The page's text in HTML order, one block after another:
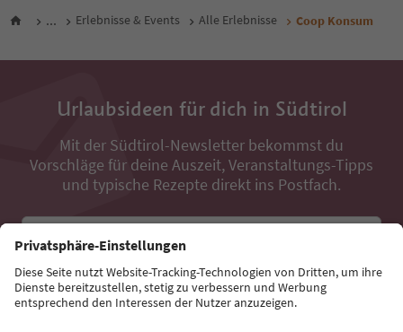
... Erlebnisse & Events Alle Erlebnisse Coop Konsum
Urlaubsideen für dich in Südtirol
Mit der Südtirol-Newsletter bekommst du
Vorschläge für deine Auszeit, Veranstaltungs-Tipps
und typische Rezepte direkt ins Postfach.
E-Mail Adresse
Jetzt anmelden